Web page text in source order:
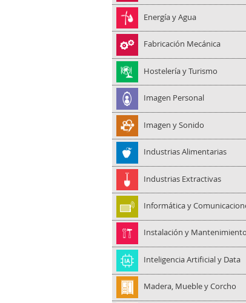
Energía y Agua
Fabricación Mecánica
Hostelería y Turismo
Imagen Personal
Imagen y Sonido
Industrias Alimentarias
Industrias Extractivas
Informática y
Instalación y Mantenimiento
Inteligencia Artificial y Data
Madera, Mueble y Corcho